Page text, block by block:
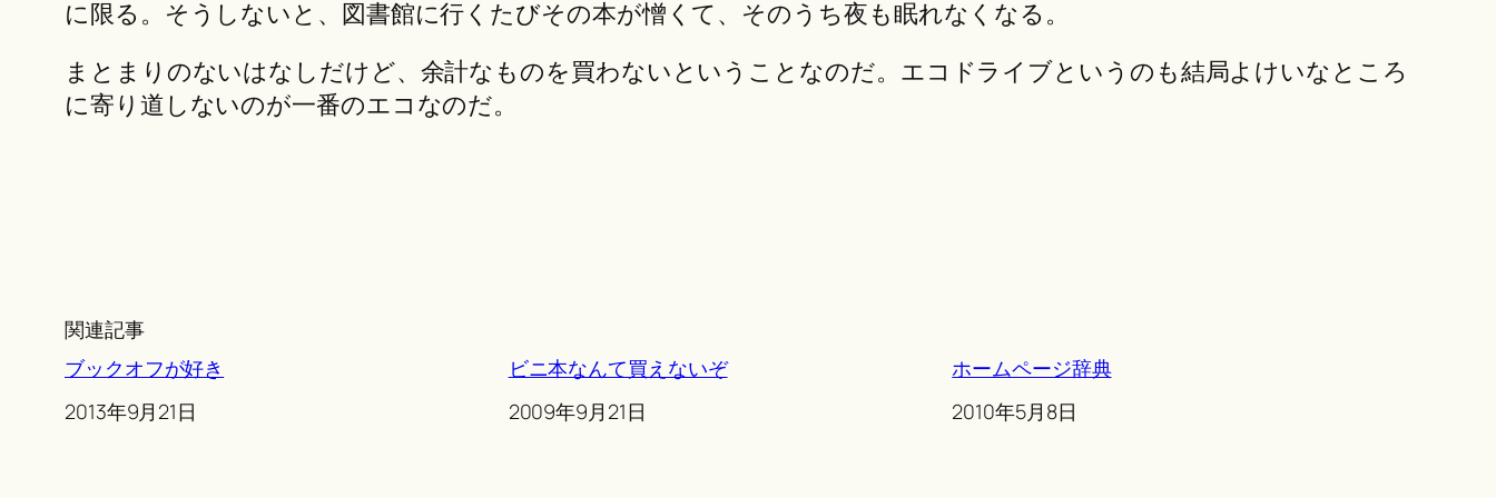
に限る。そうしないと、図書館に行くたびその本が憎くて、そのうち夜も眠れなくなる。
まとまりのないはなしだけど、余計なものを買わないということなのだ。エコドライブというのも結局よけいなところ
に寄り道しないのが一番のエコなのだ。
関連記事
ブックオフが好き
Date
2013年9月21日
ビニ本なんて買えないぞ
Date
2009年9月21日
ホームページ辞典
Date
2010年5月8日